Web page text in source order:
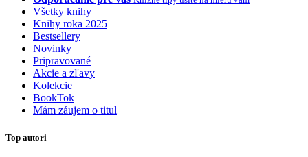
Všetky knihy
Knihy roka 2025
Bestsellery
Novinky
Pripravované
Akcie a zľavy
Kolekcie
BookTok
Mám záujem o titul
Top autori